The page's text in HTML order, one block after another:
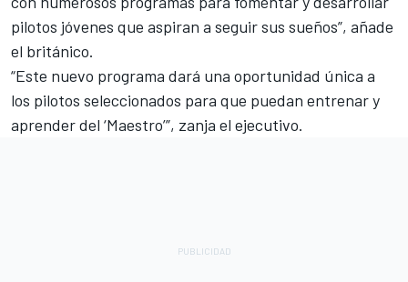
pilotos jóvenes que aspiran a seguir sus sueños”, añade
el británico.
“Este nuevo programa dará una oportunidad única a
los pilotos seleccionados para que puedan entrenar y
aprender del ‘Maestro’”, zanja el ejecutivo.